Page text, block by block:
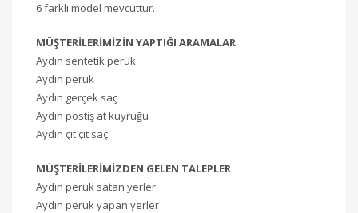
6 farklı model mevcuttur.
MÜŞTERİLERİMİZİN YAPTIĞI ARAMALAR
Aydın sentetik peruk
Aydın peruk
Aydın gerçek saç
Aydın postiş at kuyruğu
Aydın çıt çıt saç
MÜŞTERİLERİMİZDEN GELEN TALEPLER
Aydın peruk satan yerler
Aydın peruk yapan yerler